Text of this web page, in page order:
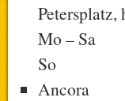
Mo – Sa
So
Ancora